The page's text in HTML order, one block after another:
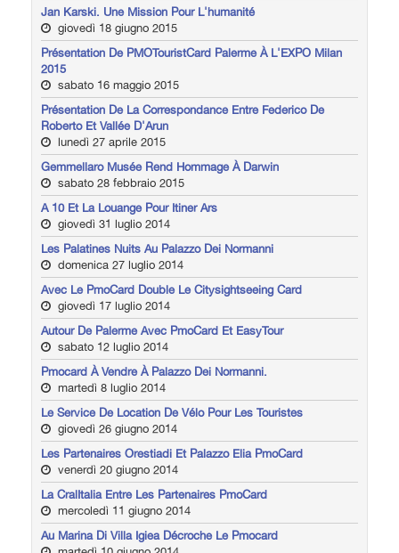
Jan Karski. Une Mission Pour L'humanité
giovedì 18 giugno 2015
Présentation De PMOTouristCard Palerme À L'EXPO Milan
2015
sabato 16 maggio 2015
Présentation De La Correspondance Entre Federico De
Roberto Et Vallée D'Arun
lunedì 27 aprile 2015
Gemmellaro Musée Rend Hommage À Darwin
sabato 28 febbraio 2015
A 10 Et La Louange Pour Itiner Ars
giovedì 31 luglio 2014
Les Palatines Nuits Au Palazzo Dei Normanni
domenica 27 luglio 2014
Avec Le PmoCard Double Le Citysightseeing Card
giovedì 17 luglio 2014
Autour De Palerme Avec PmoCard Et EasyTour
sabato 12 luglio 2014
Pmocard À Vendre À Palazzo Dei Normanni.
martedì 8 luglio 2014
Le Service De Location De Vélo Pour Les Touristes
giovedì 26 giugno 2014
Les Partenaires Orestiadi Et Palazzo Elia PmoCard
venerdì 20 giugno 2014
La CralItalia Entre Les Partenaires PmoCard
mercoledì 11 giugno 2014
Au Marina Di Villa Igiea Décroche Le Pmocard